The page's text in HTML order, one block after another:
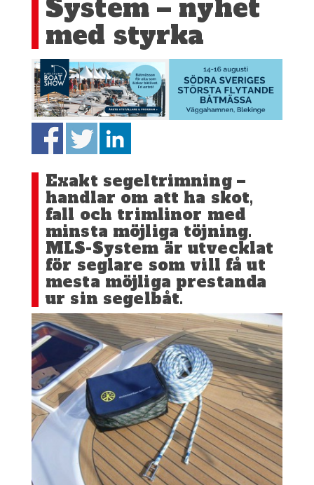
System – nyhet
med styrka
Exakt segeltrimning –
handlar om att ha skot,
fall och trimlinor med
minsta möjliga töjning.
MLS-System är utvecklat
för seglare som vill få ut
mesta möjliga prestanda
ur sin segelbåt.